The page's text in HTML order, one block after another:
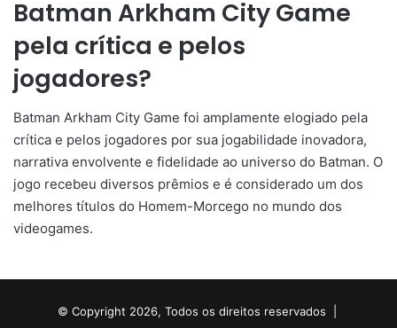
Batman Arkham City Game
pela crítica e pelos
jogadores?
Batman Arkham City Game foi amplamente elogiado pela
crítica e pelos jogadores por sua jogabilidade inovadora,
narrativa envolvente e fidelidade ao universo do Batman. O
jogo recebeu diversos prêmios e é considerado um dos
melhores títulos do Homem-Morcego no mundo dos
videogames.
© Copyright 2026, Todos os direitos reservados |